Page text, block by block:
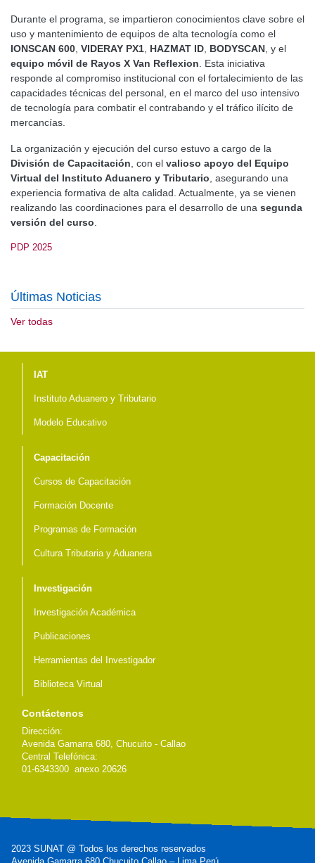
Durante el programa, se impartieron conocimientos clave sobre el
uso y mantenimiento de equipos de alta tecnología como el
IONSCAN 600 VIDERAY PX1 HAZMAT ID BODYSCAN , y el
equipo móvil de Rayos X Van Reflexion . Esta iniciativa
responde al compromiso institucional con el fortalecimiento de las
capacidades técnicas del personal, en el marco del uso intensivo
de tecnología para combatir el contrabando y el tráfico ilícito de
mercancías.
La organización y ejecución del curso estuvo a cargo de la
División de Capacitación , con el valioso apoyo del Equipo
Virtual del Instituto Aduanero y Tributario , asegurando una
experiencia formativa de alta calidad. Actualmente, ya se vienen
realizando las coordinaciones para el desarrollo de una segunda
versión del curso
PDP 2025
Últimas Noticias
Ver todas
Menú del pie
IAT
Instituto Aduanero y Tributario
Modelo Educativo
Capacitación
Cursos de Capacitación
Formación Docente
Programas de Formación
Cultura Tributaria y Aduanera
Investigación
Investigación Académica
Publicaciones
Herramientas del Investigador
Biblioteca Virtual
Contáctenos
Dirección:
Avenida Gamarra 680, Chucuito - Callao
Central Telefónica:
01-6343300 anexo 20626
2023 SUNAT @ Todos los derechos reservados